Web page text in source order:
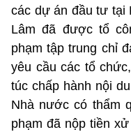
các dự án đầu tư tại
Lâm đã được tổ
phạm tập trung chỉ
yêu cầu các tổ
túc chấp hành nội
Nhà nước có thẩm
phạm đã nộp tiền